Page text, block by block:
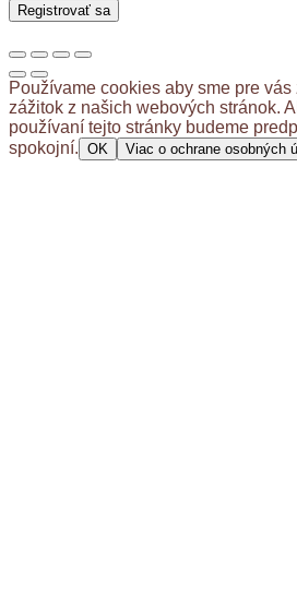
Registrovať sa
Používame cookies aby sme pre
zážitok z našich webových stránok.
používaní tejto stránky budeme
spokojní. OK Viac o ochrane osobných